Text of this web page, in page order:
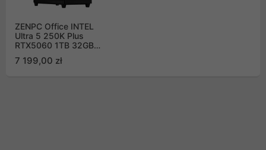
ZENPC Office INTEL
Ultra 5 250K Plus
RTX5060 1TB 32GB
7 199,00 zł